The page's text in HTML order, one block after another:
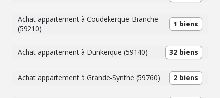
Achat appartement à Coudekerque-Branche
(59210)
1 biens
Achat appartement à Dunkerque (59140) 32 biens
Achat appartement à Grande-Synthe (59760) 2 biens